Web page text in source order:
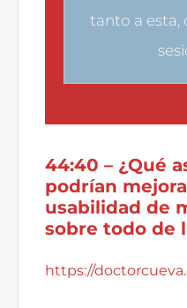
tanto a esta,
44:40 – ¿Qué
podrían
usabilidad de
sobre todo de
https://